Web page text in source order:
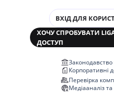
ВХІД ДЛЯ
ХОЧУ СПРОБУВАТИ
ДОСТУП
Законодавство
Корпоративні
Перевірка
Медіааналіз та